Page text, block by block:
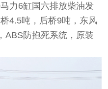
力6缸国六排放柴油发
4.5吨，后桥9吨，东风
ABS防抱死系统，原装